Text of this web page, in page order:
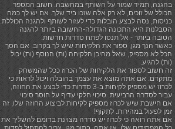
בהגנה, תמיד שמור על השותף במחשבה. חשוב המספר
הכולל של זוכים, לא רק אלה שזכו ביד שלך. אם יש לך כמה
כניסות, נסה לבצע הובלות כדי לעזור לשותף ולהגנה הכוללת.
הסבלנות היא התכונה הגדולה-החשובה ביותר להגנה
הטובה ביותר - אל תנסו לפתח סדרות חדשות.
כאשר הנך מגן, ספור את הלקיחות שיש לך בקרוב. אם הסך
הכל לא מספיק, שאל מהיכן הלקיחה (ות) הנוסף (ות) יכול
(ות) להגיע.
זה חשוב לספור את הלקיחות של הכרוז ככל שהמשחק
מתקדם. אם אתה מוצא את עצמך בהובלה ויכול לראות כי
לכרוז יש מספיק לקיחות ב-3 סדרות כדי לבצע את החוזה,
עבור לסדרה הרביעית. סיכוי חלקי עדיף על חוסר סיכוי.
אם חישבת שיש לכרוז מספיק לקיחות לביצוע החוזה שלו, זה
זמן לפעול במהירות. לִתְקוֹף!
אם אתה רואה כי לכרוז יש סדרה מצוינת בדומם להשליך את